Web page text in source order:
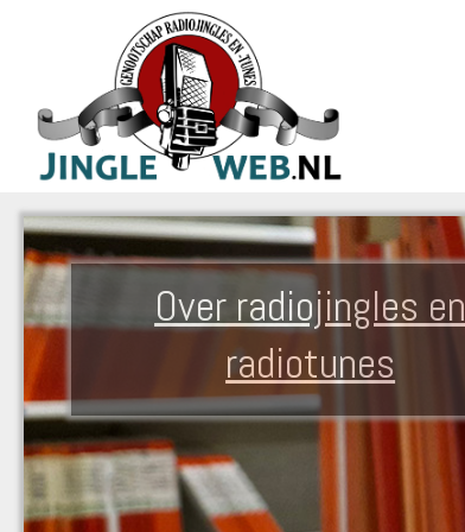
Over radiojingles en
radiotunes